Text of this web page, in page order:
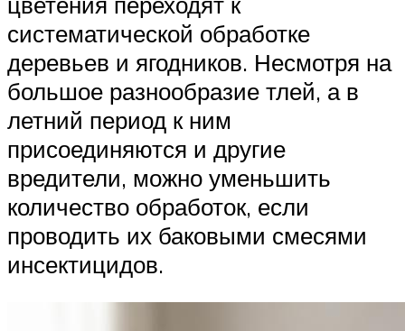
систематической обработке
деревьев и ягодников. Несмотря на
большое разнообразие тлей, а в
летний период к ним
присоединяются и другие
вредители, можно уменьшить
количество обработок, если
проводить их баковыми смесями
инсектицидов.